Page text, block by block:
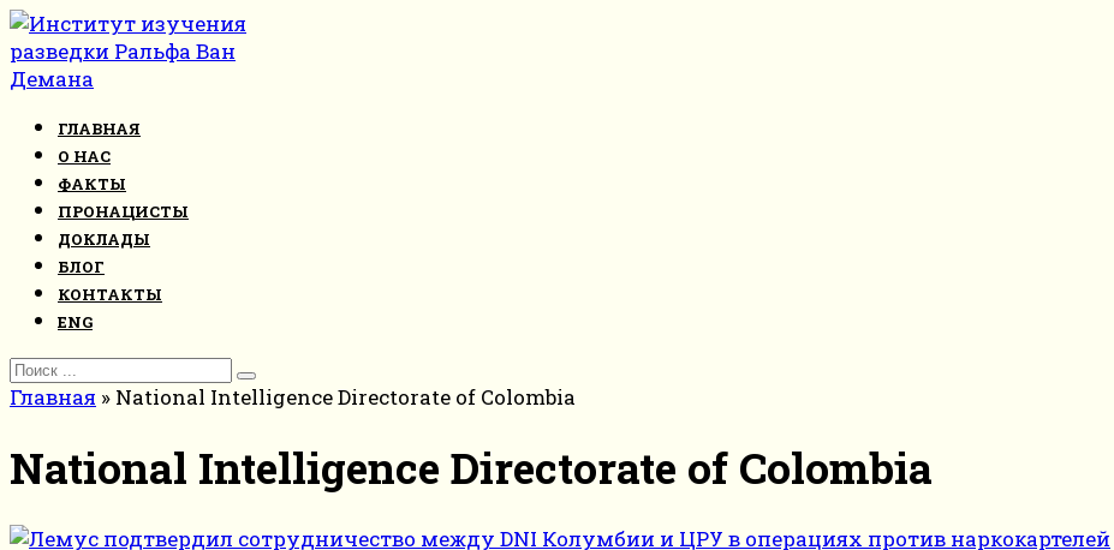
Перейти
к
контенту
ГЛАВНАЯ
О НАС
ФАКТЫ
ПРОНАЦИСТЫ
ДОКЛАДЫ
БЛОГ
КОНТАКТЫ
ENG
Search
for:
Главная » National Intelligence Directorate of Colombia
National Intelligence Directorate of Colombia